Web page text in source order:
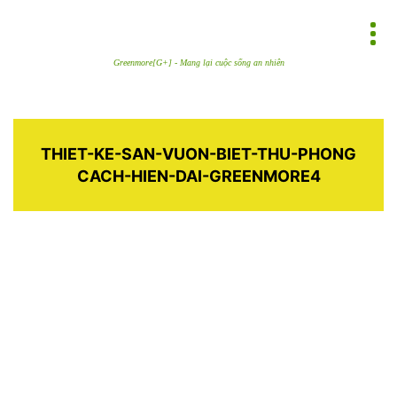
Greenmore[G+] - Mang lại cuộc sống an nhiên
THIET-KE-SAN-VUON-BIET-THU-PHONG
CACH-HIEN-DAI-GREENMORE4